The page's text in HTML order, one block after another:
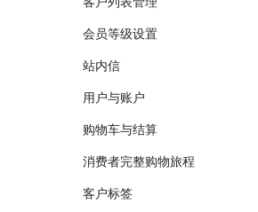
会员等级设置
站内信
用户与账户
购物车与结算
消费者完整购物旅程
客户标签